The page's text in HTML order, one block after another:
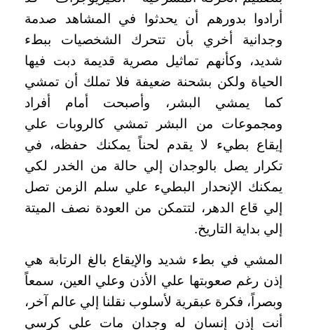
أرادوا بدورهم أن يحدثوا في المشاهد صدمة
وجدانية أخري بأن تتحرك الشخصيات ببطء
شديد، وكأنهم تماثيل مصرية قديمة دبت فيها
الحياة ولكن بشحنة ضعيفة فلا تملك أن تمشي
كما يمشي البشر، وأصبحت أمام أفراد
ومجموعات من البشر تمشي كالروبات علي
إيقاع بطيء لا يقدم لحناً يمكنك حفظه، في
تكرار يصل بالوجدان إلي حالة من الخدر لكي
يمكنك الإنحدار البطيء علي سلم الزمن تصل
إلي قاع الدهر، لتتمكن من العودة نصف الميتة
إلي بداية التاريخ.
المشي في بطء شديد والإيقاع بالغ الرتابة هي
إذن رغم صعوبتها علي الأذن وعلي العين، سمعاً
وبصراً، فكرة عبقرية لأسلوب نقلنا إلي عالم آخر،
أنت إذن إنسان له وجدان مات علي كرسي